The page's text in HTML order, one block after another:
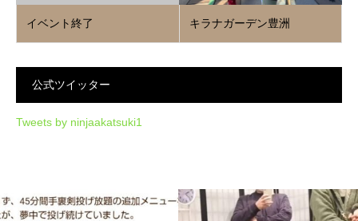
イベント終了 キラナガーデン豊洲
公式ツイッター
Tweets by ninjaakatsuki1